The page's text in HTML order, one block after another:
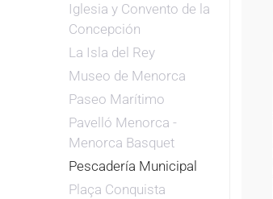
Iglesia y Convento de la
Concepción
La Isla del Rey
Museo de Menorca
Paseo Marítimo
Pavelló Menorca -
Menorca Basquet
Pescadería Municipal
Plaça Conquista